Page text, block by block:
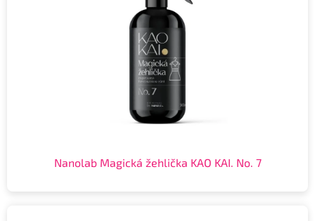
Nanolab Magická žehlička KAO KAI. No. 7